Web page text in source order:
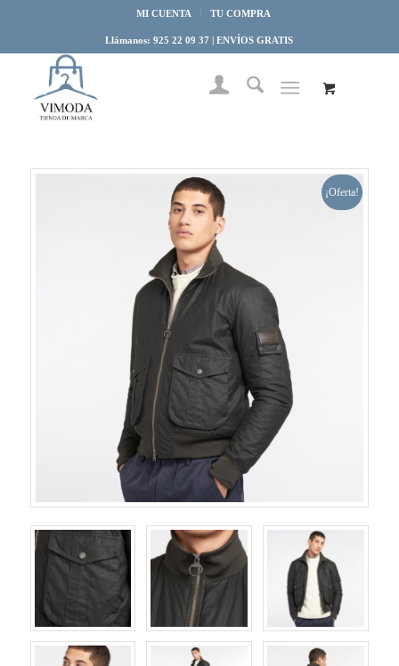
MI CUENTA TU COMPRA
Llámanos: 925 22 09 37 | ENVÍOS GRATIS
¡Oferta!